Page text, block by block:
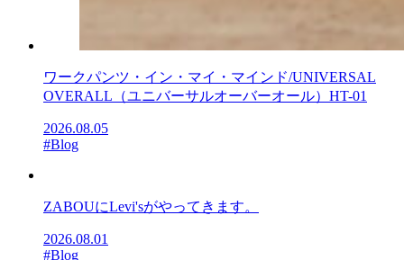
ワークパンツ・イン・マイ・マインド/UNIVERSAL
OVERALL（ユニバーサルオーバーオール）HT-01
2026.08.05
#Blog
ZABOUにLevi'sがやってきます。
2026.08.01
#Blog